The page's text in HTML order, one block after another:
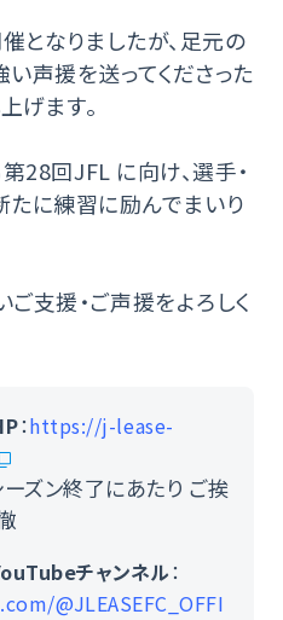
となりましたが、足元の
い声援を送ってくださった
げます。
28回JFL に向け、選手・
たに練習に励んでまいり
支援・ご声援をよろしく
：https://j-lease-
ン終了にあたり ご挨
チャンネル ：
@JLEASEFC_OFFI